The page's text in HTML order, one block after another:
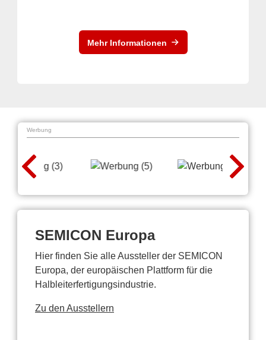
Mehr Informationen
Werbung
SEMICON Europa
Hier finden Sie alle Aussteller der SEMICON
Europa, der europäischen Plattform für die
Halbleiterfertigungsindustrie.
Zu den Ausstellern